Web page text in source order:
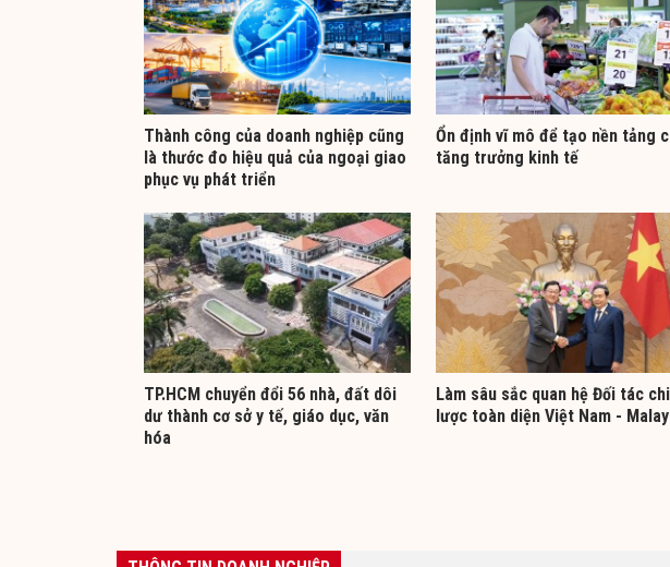
Thành công của doanh nghiệp cũng
là thước đo hiệu quả của ngoại giao
phục vụ phát triển
Ổn định vĩ mô để tạo nền tảng
tăng trưởng kinh tế
TP.HCM chuyển đổi 56 nhà, đất dôi
dư thành cơ sở y tế, giáo dục, văn
hóa
Làm sâu sắc quan hệ Đối tác
lược toàn diện Việt Nam -